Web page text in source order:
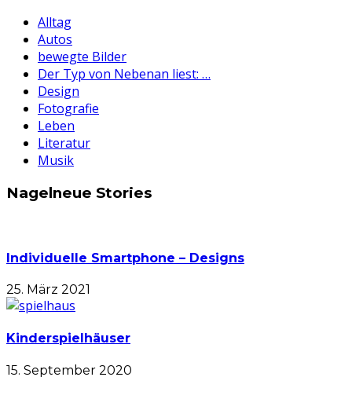
Alltag
Autos
bewegte Bilder
Der Typ von Nebenan liest: …
Design
Fotografie
Leben
Literatur
Musik
Nagelneue Stories
Individuelle Smartphone – Designs
25. März 2021
Kinderspielhäuser
15. September 2020